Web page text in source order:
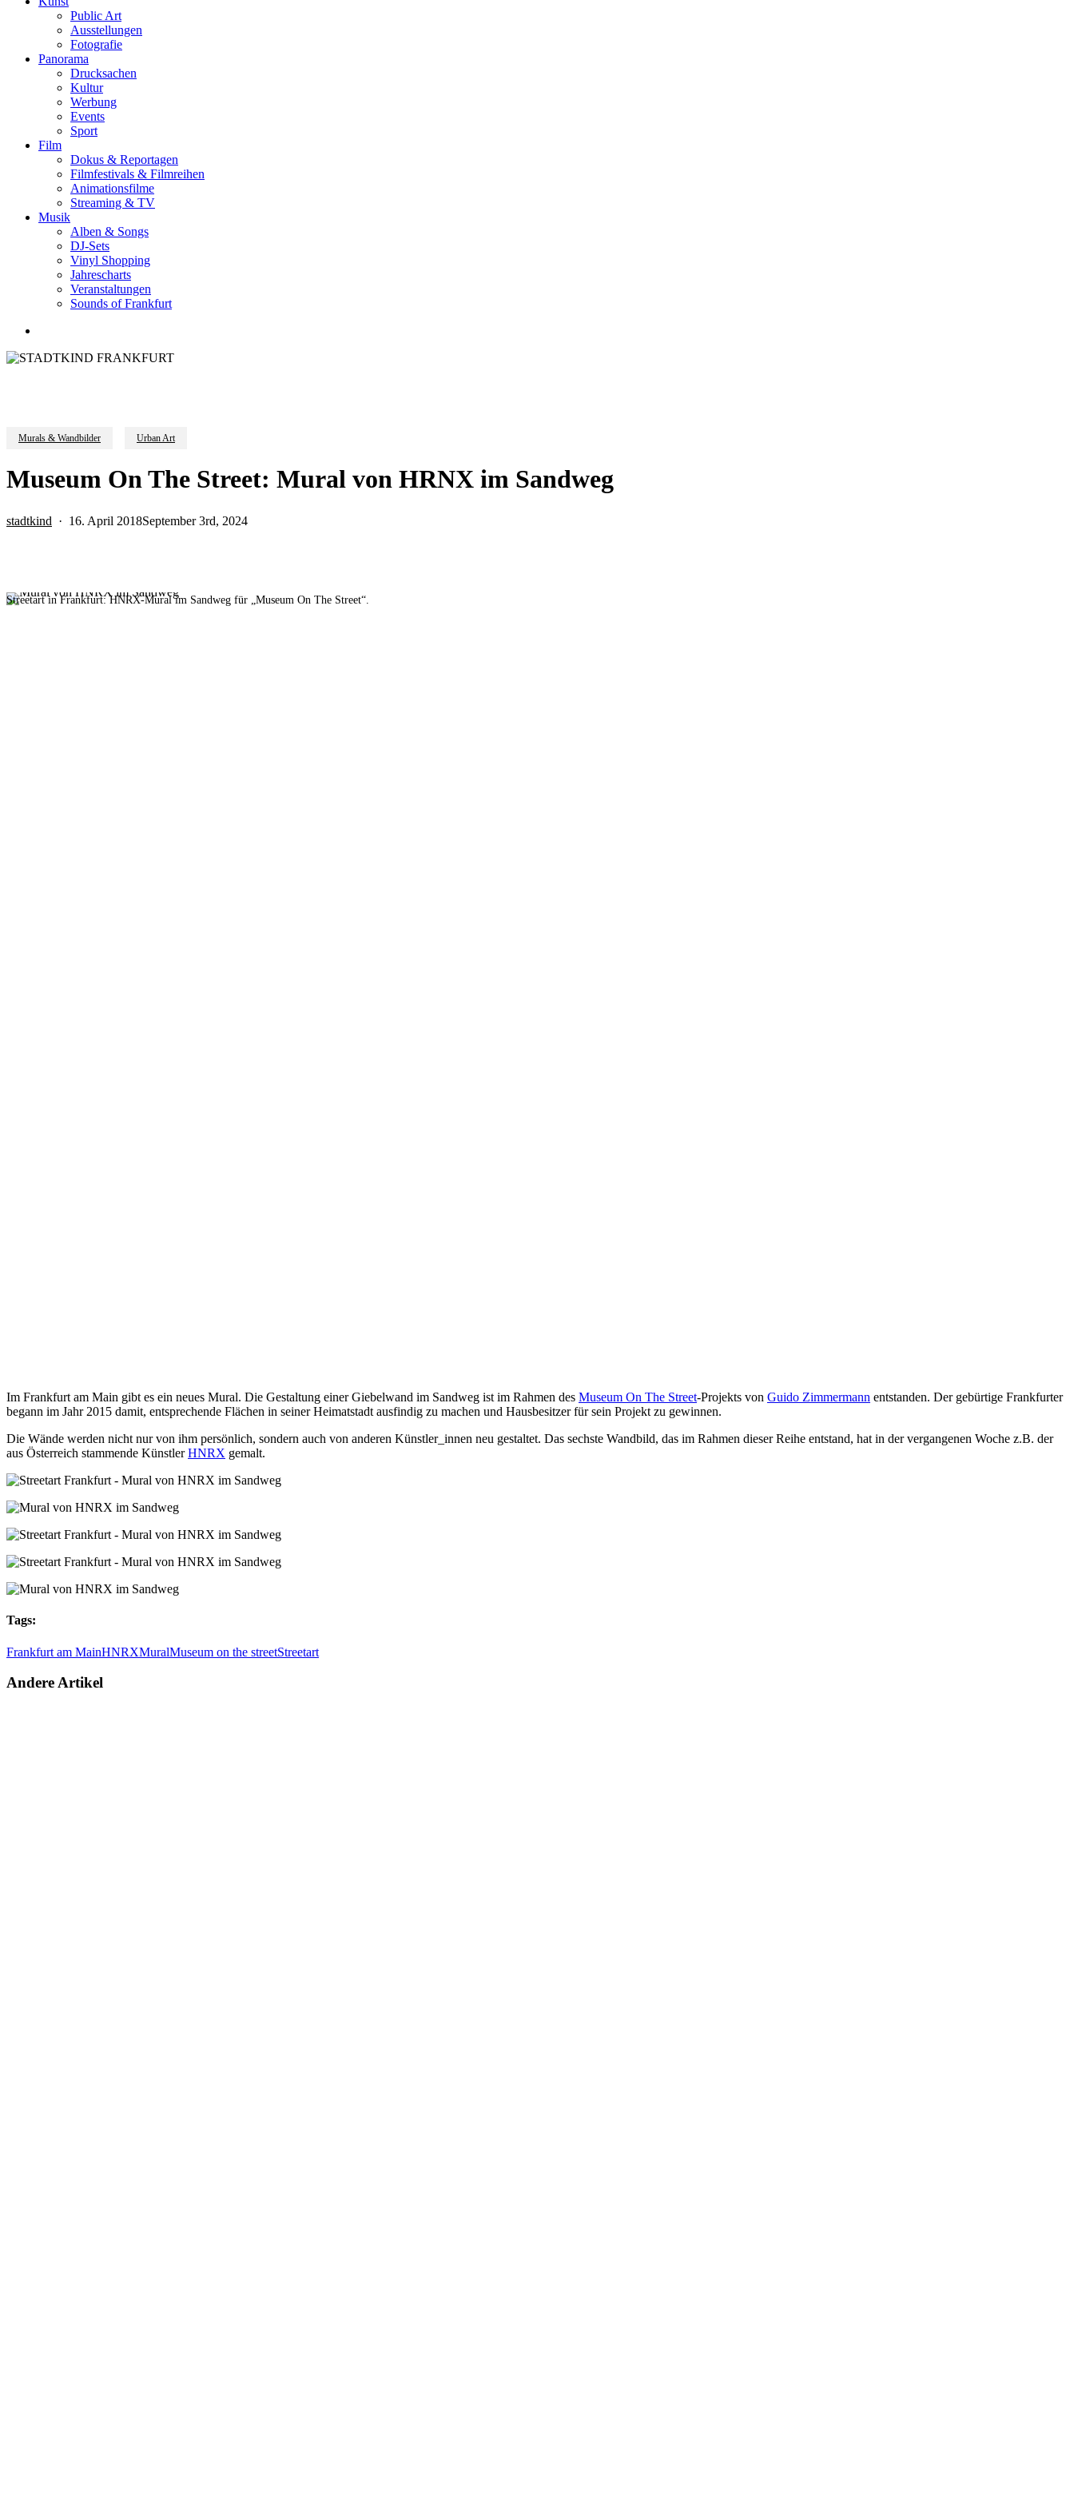
Public Art
Ausstellungen
Fotografie
Panorama
Drucksachen
Kultur
Werbung
Events
Sport
Film
Dokus & Reportagen
Filmfestivals & Filmreihen
Animationsfilme
Streaming & TV
Musik
Alben & Songs
DJ-Sets
Vinyl Shopping
Jahrescharts
Veranstaltungen
Sounds of Frankfurt
Murals & Wandbilder Urban Art
Museum On The Street: Mural von HRNX im Sandweg
stadtkind 16. April 2018September 3rd, 2024
Streetart in Frankfurt: HNRX-Mural im Sandweg für „Museum On The Street“.
Im Frankfurt am Main gibt es ein neues Mural. Die Gestaltung einer Giebelwand im Sandweg ist im Rahmen des Museum On The Street-Projekts von Guido Zimmermann entstanden. Der gebürtige Frankfurter
begann im Jahr 2015 damit, entsprechende Flächen in seiner Heimatstadt ausfindig zu machen und Hausbesitzer für sein Projekt zu gewinnen.
Die Wände werden nicht nur von ihm persönlich, sondern auch von anderen Künstler_innen neu gestaltet. Das sechste Wandbild, das im Rahmen dieser Reihe entstand, hat in der vergangenen Woche z.B. der
aus Österreich stammende KünstlerHNRX gemalt.
Tags:
Frankfurt am MainHNRXMuralMuseum on the streetStreetart
Andere Artikel